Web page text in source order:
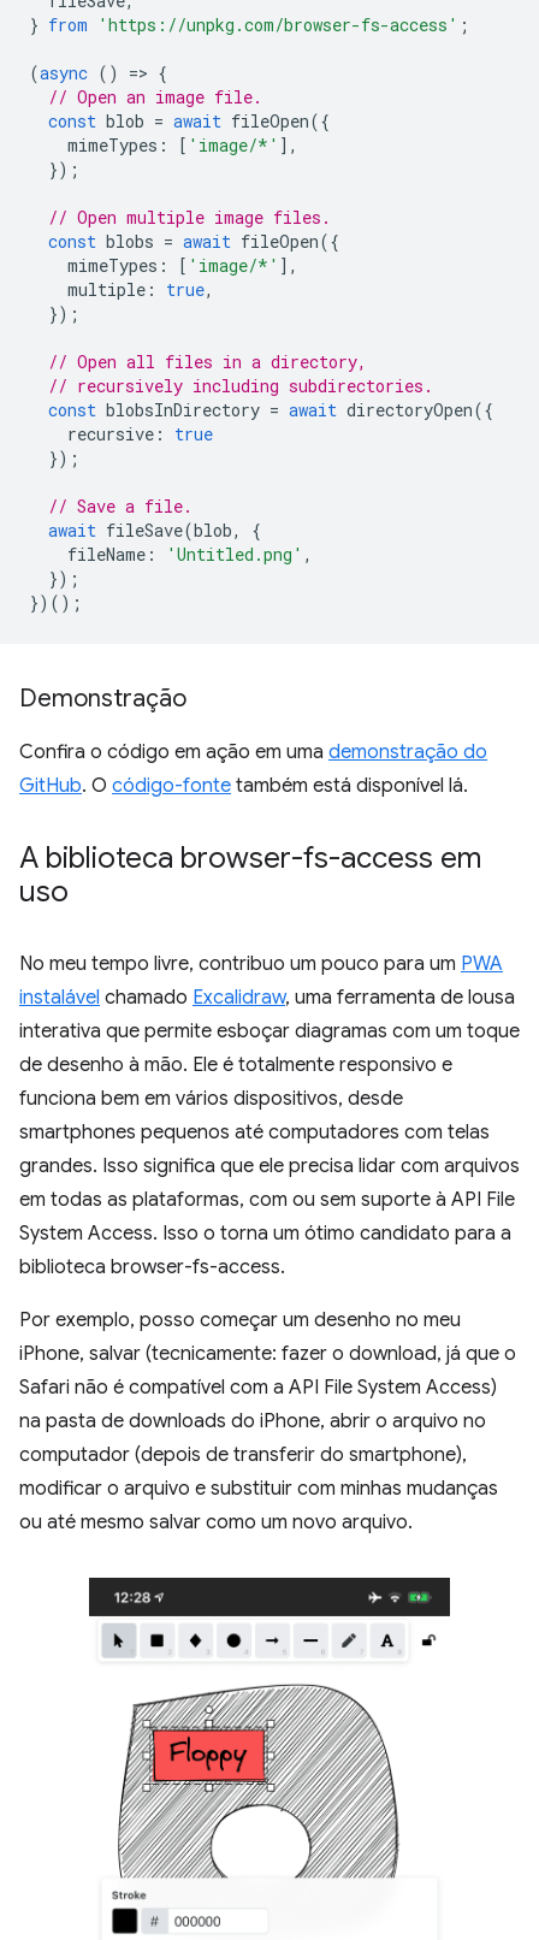
} from 'https://unpkg.com/browser-fs-access' ;
(async () => {
// Open an image file.
const blob = await fileOpen({
mimeTypes : [ 'image/*' ],
});
// Open multiple image files.
const blobs = await fileOpen({
mimeTypes : [ 'image/*' ],
multiple : true,
});
// Open all files in a directory,
// recursively including subdirectories.
const blobsInDirectory = await directoryOpen({
recursive :
true
});
// Save a file.
await fileSave(blob,
{
fileName : 'Untitled.png' ,
});
})();
Demonstração
Confira o código em ação em uma demonstração do
GitHub. O código-fonte também está disponível lá.
A biblioteca browser-fs-access em
uso
No meu tempo livre, contribuo um pouco para um PWA
instalável chamado Excalidraw, uma ferramenta de lousa
interativa que permite esboçar diagramas com um toque
de desenho à mão. Ele é totalmente responsivo e
funciona bem em vários dispositivos, desde
smartphones pequenos até computadores com telas
grandes. Isso significa que ele precisa lidar com arquivos
em todas as plataformas, com ou sem suporte à API File
System Access. Isso o torna um ótimo candidato para a
biblioteca browser-fs-access.
Por exemplo, posso começar um desenho no meu
iPhone, salvar (tecnicamente: fazer o download, já que o
Safari não é compatível com a API File System Access)
na pasta de downloads do iPhone, abrir o arquivo no
computador (depois de transferir do smartphone),
modificar o arquivo e substituir com minhas mudanças
ou até mesmo salvar como um novo arquivo.